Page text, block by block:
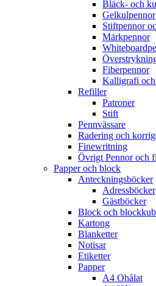
Bläck- och
Gelkulpennor
Stiftpennor
Märkpennor
Fiberpennor
Kalligrafi och
Refiller
Patroner
Stift
Pennvässare
Radering och
Finewritning
Övrigt Pennor och
Papper och block
Anteckningsböcker
Adressböcker
Gästböcker
Block och
Kartong
Blanketter
Notisar
Etiketter
Papper
A4 Ohålat